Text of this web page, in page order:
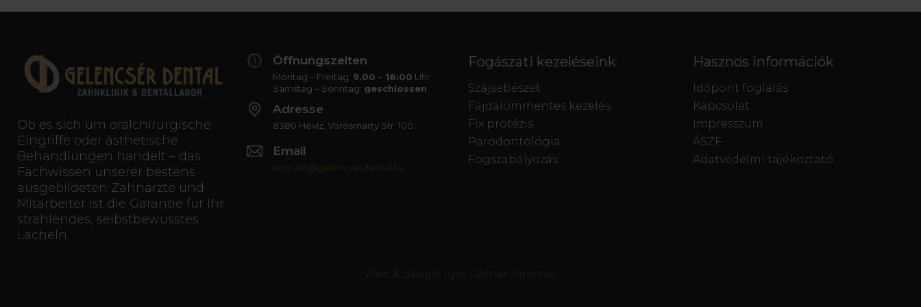
Ob es sich um oralchirurgische
Eingriffe oder ästhetische
Behandlungen handelt – das
Fachwissen unserer bestens
ausgebildeten Zahnärzte und
Mitarbeiter ist die Garantie für Ihr
strahlendes, selbstbewusstes
Lächeln.
Öffnungszeiten
Montag – Freitag: 9.00 - 16:00 Uhr
Samstag – Sonntag: geschlossen
Adresse
8380 Hévíz, Vörösmarty Str. 100.
Email
kontakt@gelencserdental.hu
Fogászati kezeléseink
Szájsebészet
Fájdalommentes kezelés
Fix protézis
Parodontológia
Fogszabályozás
Hasznos információk
Időpont foglalás
Kapcsolat
Impresszum
ÁSZF
Adatvédelmi tájékoztató